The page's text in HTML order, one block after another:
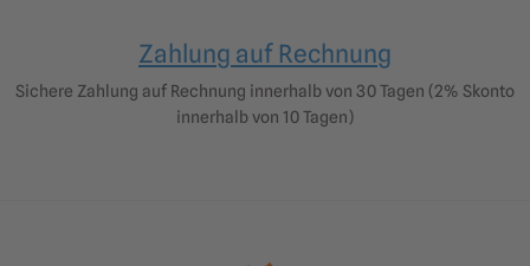
Zahlung auf Rechnung
Sichere Zahlung auf Rechnung innerhalb von 30 Tagen (2% Skonto
innerhalb von 10 Tagen)